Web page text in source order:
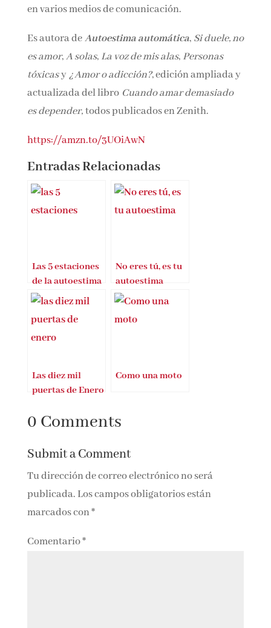
habitualmente en varios medios de
Es autora deAutoestima automática,Si duele,
no es amor ,A solas,La voz de mis alas ,Personas
tóxicasy¿Amor o adicción?, edición ampliada
y actualizada del libroCuando amar
Zenith.
https://amzn.to/3UOiAwN
Entradas Relacionadas
Las 5 estaciones
de la autoestima
No eres tú, es tu
autoestima
puertas de Enero
Harrow
0 Comments
Submit a Comment
Tu dirección de correo electrónico no será
marcados con